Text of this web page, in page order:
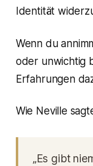
Identität
Wenn du
oder unwichtig
Erfahrungen
Wie Neville
„Es gibt